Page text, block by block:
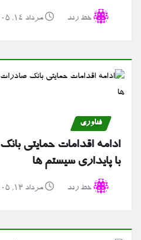
خط رند مرداد ۱۴, ۱۴۰۵
فناوری
ادامه اقدامات حمایتی
با پایداری سیستم ها
خط رند مرداد ۱۳, ۱۴۰۵